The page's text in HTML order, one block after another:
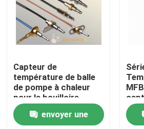
A propos de nous
Contacts
Capteur de
température de balle
de pompe à chaleur
pour la bouilloire
électrique, toilette de
bidet, machine de
envoyer une